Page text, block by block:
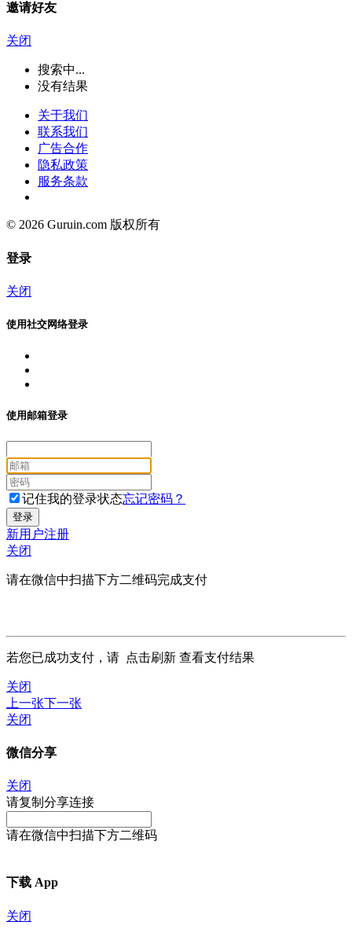
邀请好友
关闭
搜索中...
没有结果
关于我们
联系我们
广告合作
隐私政策
服务条款
© 2026 Guruin.com 版权所有
登录
关闭
使用社交网络登录
使用邮箱登录
记住我的登录状态忘记密码？
新用户注册
关闭
请在微信中扫描下方二维码完成支付
若您已成功支付，请 点击刷新 查看支付结果
关闭
上一张下一张
关闭
微信分享
关闭
请复制分享连接
请在微信中扫描下方二维码
下载 App
关闭